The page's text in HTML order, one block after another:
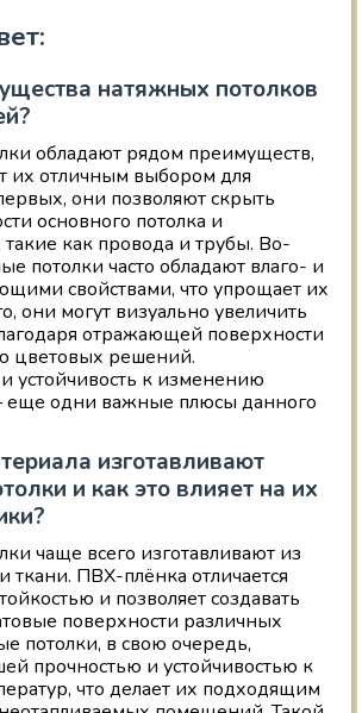
натяжных потолков
обладают рядом преимуществ,
их отличным выбором для
они позволяют скрыть
основного потолка и
как провода и трубы. Во-
потолки часто обладают влаго- и
свойствами, что упрощает их
они могут визуально увеличить
отражающей поверхности
цветовых решений.
устойчивость к изменению
еще одни важные плюсы данного
изготавливают
и как это влияет на их
чаще всего изготавливают из
ПВХ-плёнка отличается
и позволяет создавать
поверхности различных
потолки, в свою очередь,
прочностью и устойчивостью к
что делает их подходящим